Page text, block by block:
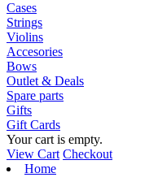
Cases
Strings
Violins
Accesories
Bows
Outlet & Deals
Spare parts
Gifts
Gift Cards
Your cart is empty.
View Cart Checkout
Home